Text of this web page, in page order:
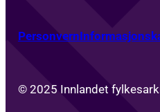
Personvern
© 2025 Innlandet